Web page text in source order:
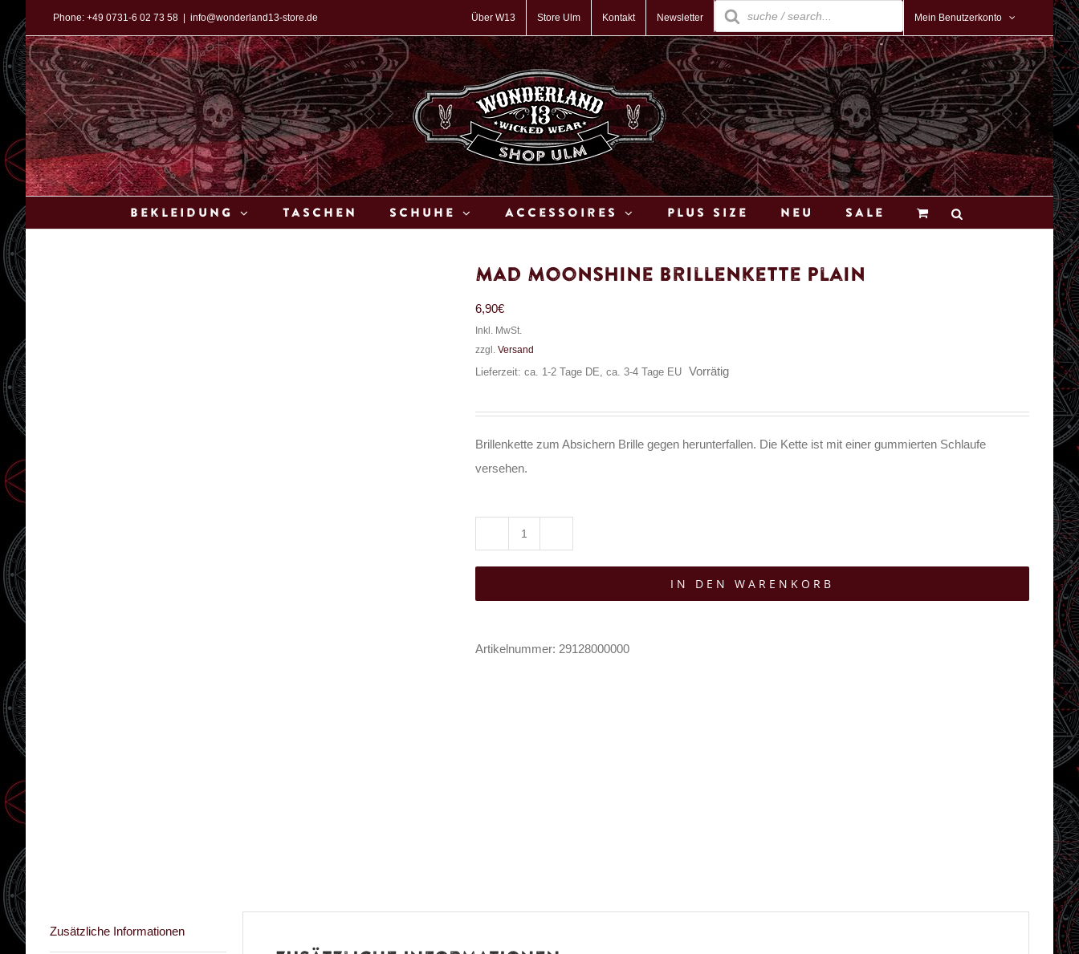
Inhalt
springen
Phone: +49 0731-6 02 73 58 info@wonderland13-store.de Über W13 Store Ulm Kontakt Newsletter
Products
search
Mein Benutzerkonto
Bekleidung Taschen Schuhe Accessoires Plus Size Neu Sale
Mad Moonshine Brillenkette Plain
6,90€
Inkl. MwSt.
zzgl. Versand
Lieferzeit: ca. 1-2 Tage DE, ca. 3-4 Tage EU
Vorrätig
Brillenkette zum Absichern Brille gegen herunterfallen. Die Kette ist mit einer gummierten Schlaufe
versehen.
Moonshine
IN DEN WARENKORB
Artikelnummer: 29128000000
Zusätzliche Informationen